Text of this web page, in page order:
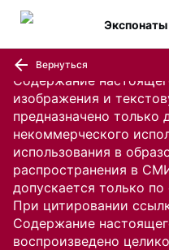
Содержание
изображения и
предназначено только
некоммерческого
использования в
распространения в
допускается только
При цитировании
Содержание
воспроизведено
Экспонаты
Вернуться